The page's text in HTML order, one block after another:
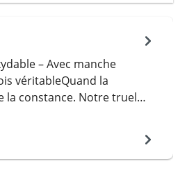
– Avec manche
véritableQuand la
la constance. Notre truel…